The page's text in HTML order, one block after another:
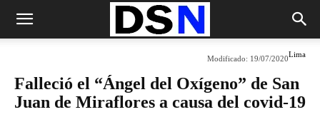
Lima
Modificado: 19/07/2020
Falleció el “Ángel del Oxígeno” de San
Juan de Miraflores a causa del covid-19